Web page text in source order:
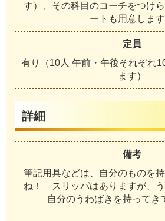
す）、その科目のコーチをつけ
ートも用意します
定員
有り（10人 午前・午後それぞれ
ます）
詳細
備考
筆記用具などは、自分のものを
ね！ スリッパはありますが、
自分のうわばきを持ってき